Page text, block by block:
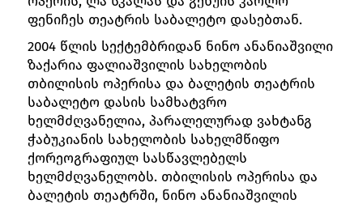
ფენიჩეს თეატრის საბალეტო დასებთან.
2004 წლის სექტემბრიდან ნინო ანანიაშვილი
ზაქარია ფალიაშვილის სახელობის
თბილისის ოპერისა და ბალეტის თეატრის
საბალეტო დასის სამხატვრო
ხელმძღვანელია, პარალელურად ვახტანგ
ჭაბუკიანის სახელობის სახელმწიფო
ქორეოგრაფიულ სასწავლებელს
ხელმძღვანელობს. თბილისის ოპერისა და
ბალეტის თეატრში, ნინო ანანიაშვილის